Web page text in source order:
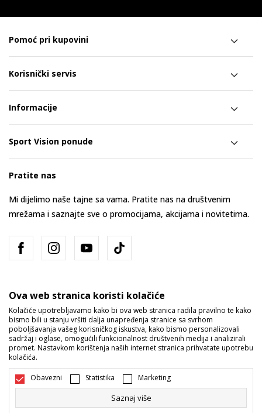
Pomoć pri kupovini
Korisnički servis
Informacije
Sport Vision ponude
Pratite nas
Mi dijelimo naše tajne sa vama. Pratite nas na društvenim
mrežama i saznajte sve o promocijama, akcijama i novitetima.
Bosna i Hercegovina Promijenite
Nastojimo da budemo što precizniji u opisu proizvoda, prikazu slika i
Ova web stranica koristi kolačiće
Kolačiće upotrebljavamo kako bi ova web stranica radila pravilno te kako
bismo bili u stanju vršiti dalja unapređenja stranice sa svrhom
poboljšavanja vašeg korisničkog iskustva, kako bismo personalizovali
sadržaj i oglase, omogućili funkcionalnost društvenih medija i analizirali
promet. Nastavkom korištenja naših internet stranica prihvatate upotrebu
kolačića.
Obavezni Statistika Marketing
Saznaj više